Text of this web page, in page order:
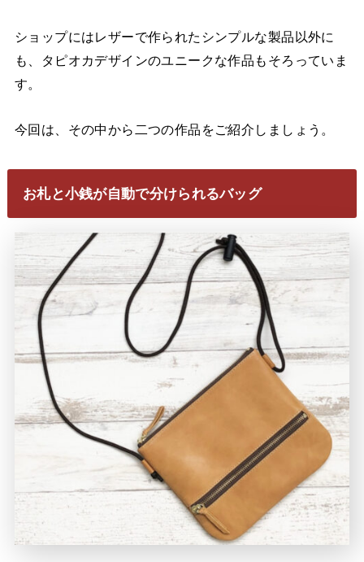
ショップにはレザーで作られたシンプルな製品以外に
も、タピオカデザインのユニークな作品もそろっていま
す。
今回は、その中から二つの作品をご紹介しましょう。
お札と小銭が自動で分けられるバッグ